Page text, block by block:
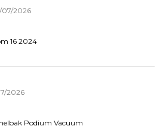
07/2026
16 2024
2026
Podium Vacuum